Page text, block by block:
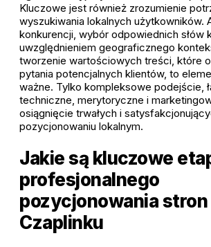
Kluczowe jest również zrozumienie
wyszukiwania lokalnych użytkowników.
konkurencji, wybór odpowiednich słów
uwzględnieniem geograficznego
tworzenie wartościowych treści, które
pytania potencjalnych klientów, to
ważne. Tylko kompleksowe podejście,
techniczne, merytoryczne i
osiągnięcie trwałych i
pozycjonowaniu lokalnym.
Jakie są kluczowe
profesjonalnego
pozycjonowania
Czaplinku